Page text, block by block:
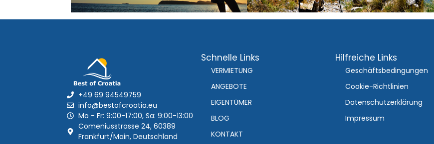
+49 69 94549759
info@bestofcroatia.eu
Mo - Fr: 9:00-17:00, Sa: 9:00-13:00
Comeniusstrasse 24, 60389
Frankfurt/Main, Deutschland
Schnelle Links
VERMIETUNG
ANGEBOTE
EIGENTÜMER
BLOG
KONTAKT
Hilfreiche Links
Geschäftsbedingungen
Cookie-Richtlinien
Datenschutzerklärung
Impressum